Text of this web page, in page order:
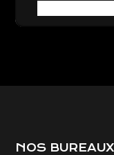
NOS BUREAUX